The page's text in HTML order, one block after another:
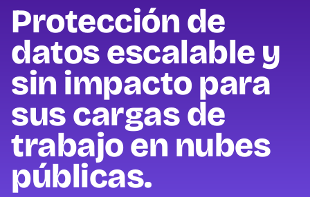
Protección de
datos escalable y
sin impacto para
sus cargas de
trabajo en nubes
públicas.